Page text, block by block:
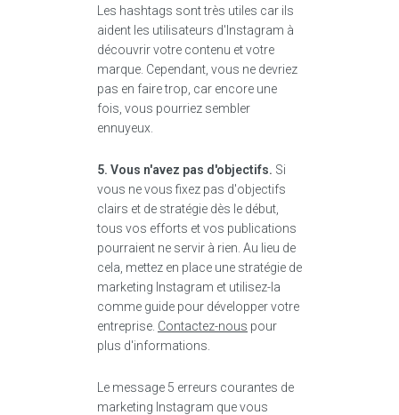
Les hashtags sont très utiles car ils
aident les utilisateurs d'Instagram à
découvrir votre contenu et votre
marque. Cependant, vous ne devriez
pas en faire trop, car encore une
fois, vous pourriez sembler
ennuyeux.
5. Vous n'avez pas d'objectifs. Si
vous ne vous fixez pas d'objectifs
clairs et de stratégie dès le début,
tous vos efforts et vos publications
pourraient ne servir à rien. Au lieu de
cela, mettez en place une stratégie de
marketing Instagram et utilisez-la
comme guide pour développer votre
entreprise. Contactez-nous pour
plus d'informations.
Le message 5 erreurs courantes de
marketing Instagram que vous